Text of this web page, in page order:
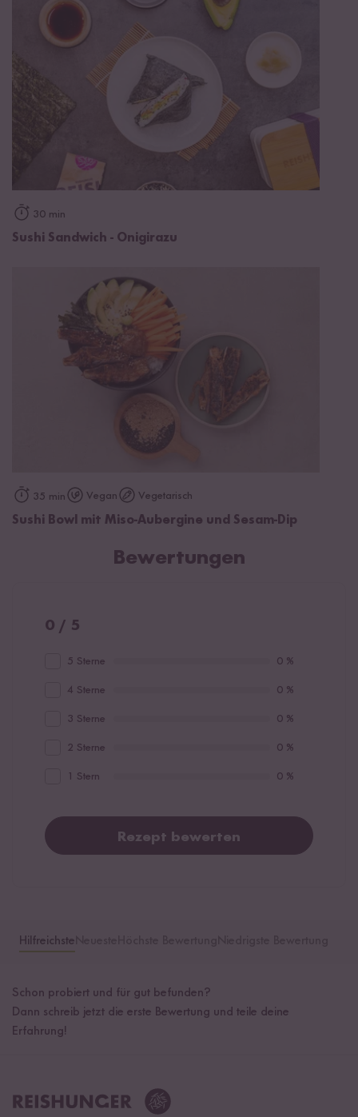
30 min
Sushi Sandwich - Onigirazu
35 min Vegan Vegetarisch
Sushi Bowl mit Miso-Aubergine und Sesam-Dip
Bewertungen
0 / 5
5 Sterne 0 %
4 Sterne 0 %
3 Sterne 0 %
2 Sterne 0 %
1 Stern 0 %
Rezept bewerten
Hilfreichste
Schon probiert und für gut befunden?
Dann schreib jetzt die erste Bewertung und teile deine
Erfahrung!